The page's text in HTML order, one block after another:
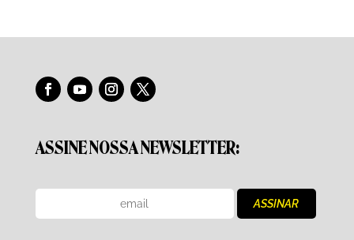
ASSINE NOSSA NEWSLETTER: